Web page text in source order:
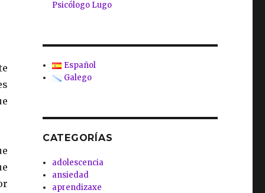
Psicólogo Lugo
Español
Galego
CATEGORÍAS
adolescencia
ansiedad
aprendizaxe